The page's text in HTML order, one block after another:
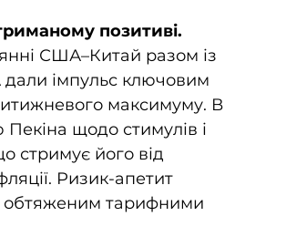
позитиві.
США–Китай разом із
імпульс ключовим
максимуму. В
щодо стимулів і
стримує його від
Ризик-апетит
обтяженим тарифними